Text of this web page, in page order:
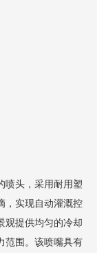
喷头，采用耐用塑
，实现自动灌溉控
观提供均匀的冷却
范围。该喷嘴具有